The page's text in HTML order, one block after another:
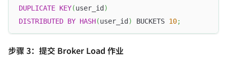
DUPLICATE KEY(user_id)
DISTRIBUTED BY HASH(user_id) BUCKETS 10;
步骤 3：提交 Broker Load 作业